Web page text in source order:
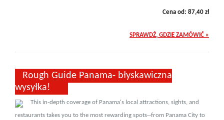
Cena od: 87,40 zł
SPRAWDŹ, GDZIE ZAMÓWIĆ »
Rough Guide Panama- błyskawiczna
wysyłka!
This in-depth coverage of Panama's local attractions, sights, and
restaurants takes you to the most rewarding spots--from Panama City to